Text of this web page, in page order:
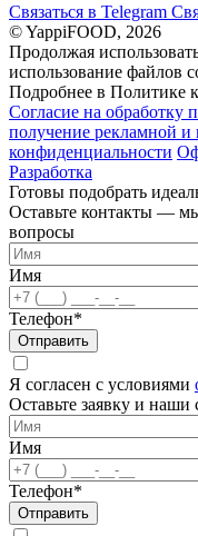
Связаться в Telegram
© YappiFOOD, 2026
Продолжая
использование файлов
Подробнее в Политике
Согласие на обработку
получение рекламной
конфиденциальности
Разработка
Готовы подобрать
Оставьте контакты —
вопросы
Имя
Телефон*
Отправить
Я согласен с условиями
Оставьте заявку и
Имя
Телефон*
Отправить